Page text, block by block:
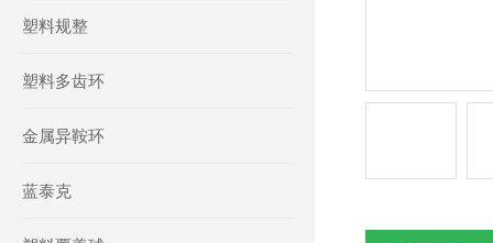
塑料规整
塑料多齿环
金属异鞍环
蓝泰克